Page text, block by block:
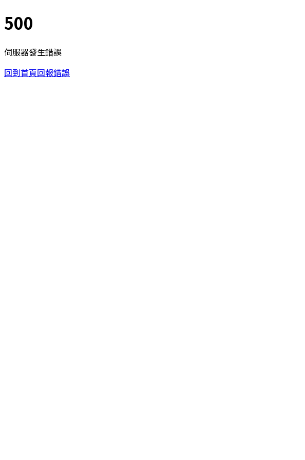
500
伺服器發生錯誤
回到首頁回報錯誤